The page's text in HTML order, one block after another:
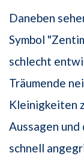
Daneben
Symbol
schlecht
Träumende
Kleinigkeiten
Aussagen
schnell